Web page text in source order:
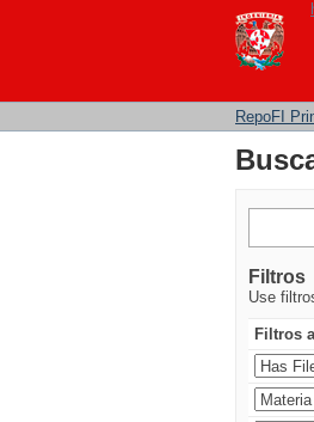
RepoFI
Filtros
Use
Filtros